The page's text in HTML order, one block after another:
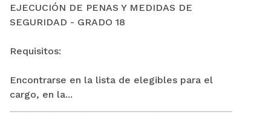
EJECUCIÓN DE PENAS Y MEDIDAS DE
SEGURIDAD - GRADO 18
Requisitos:
Encontrarse en la lista de elegibles para el
cargo, en la...